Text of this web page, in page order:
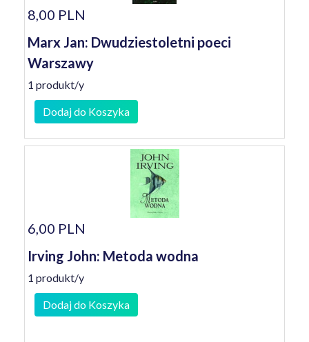
8,00 PLN
Marx Jan: Dwudziestoletni poeci
Warszawy
1 produkt/y
Dodaj do Koszyka
6,00 PLN
Irving John: Metoda wodna
1 produkt/y
Dodaj do Koszyka